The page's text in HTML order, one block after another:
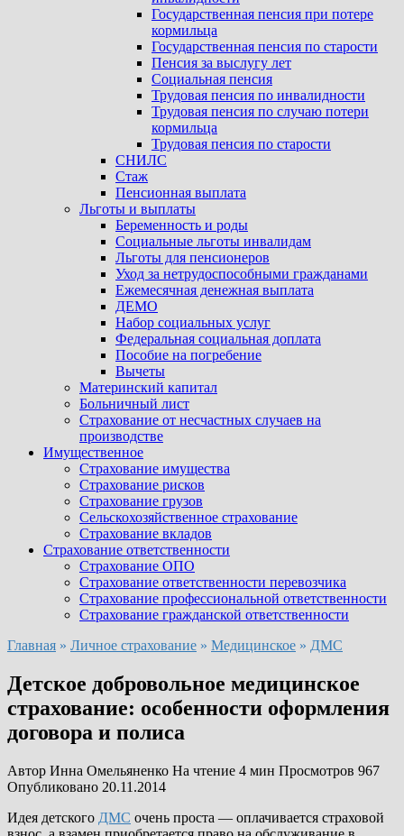
Государственная пенсия при потере
кормильца
Государственная пенсия по старости
Пенсия за выслугу лет
Социальная пенсия
Трудовая пенсия по инвалидности
Трудовая пенсия по случаю потери
кормильца
Трудовая пенсия по старости
СНИЛС
Стаж
Пенсионная выплата
Льготы и выплаты
Беременность и роды
Социальные льготы инвалидам
Льготы для пенсионеров
Уход за нетрудоспособными гражданами
Ежемесячная денежная выплата
ДЕМО
Набор социальных услуг
Федеральная социальная доплата
Пособие на погребение
Вычеты
Материнский капитал
Больничный лист
Страхование от несчастных случаев на
производстве
Имущественное
Страхование имущества
Страхование рисков
Страхование грузов
Сельскохозяйственное страхование
Страхование вкладов
Страхование ответственности
Страхование ОПО
Страхование ответственности перевозчика
Страхование профессиональной ответственности
Страхование гражданской ответственности
Главная » Личное страхование » Медицинское » ДМС
Детское добровольное медицинское
страхование: особенности оформления
договора и полиса
Автор Инна Омельяненко На чтение 4 мин Просмотров 967
Опубликовано 20.11.2014
Идея детского ДМС очень проста — оплачивается страховой